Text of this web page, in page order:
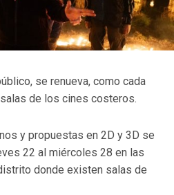
se renueva, como cada
de los cines costeros.
y propuestas en 2D y 3D se
22 al miércoles 28 en las
donde existen salas de